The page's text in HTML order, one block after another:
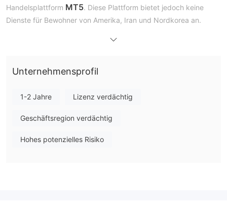
Handelsplattform MT5. Diese Plattform bietet jedoch keine
Dienste für Bewohner von Amerika, Iran und Nordkorea an.
Ist GIFX legitim?
beachten Sie das Risiko!
Vermögenswerten, einschließlich Devisen, Metalle, Aktien,
GIFX behauptet, folgendes anzubieten:
Unternehmensprofil
1-2 Jahre Lizenz verdächtig
Geschäftsregion verdächtig
Hohes potenzielles Risiko